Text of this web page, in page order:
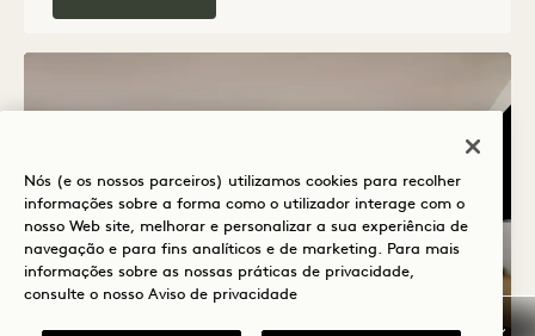
Nós (e os nossos parceiros) utilizamos cookies para recolher
informações sobre a forma como o utilizador interage com o
nosso Web site, melhorar e personalizar a sua experiência de
navegação e para fins analíticos e de marketing. Para mais
informações sobre as nossas práticas de privacidade,
consulte o nosso Aviso de privacidade